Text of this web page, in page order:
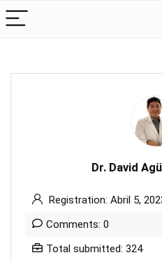
Dr. David
Registration: Abril 5,
Comments: 0
Total submitted: 324